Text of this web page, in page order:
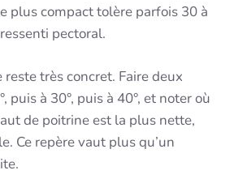
plus compact tolère parfois 30 à
pectoral.
très concret. Faire deux
puis à 30°, puis à 40°, et noter où
de poitrine est la plus nette,
Ce repère vaut plus qu’un